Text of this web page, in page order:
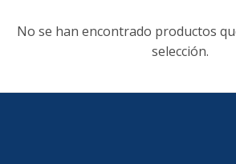
No se han encontrado productos
selección.